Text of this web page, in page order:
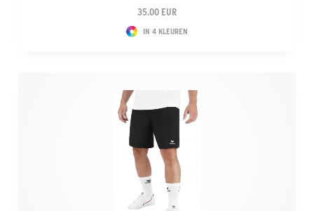
35.00 EUR
IN 4 KLEUREN